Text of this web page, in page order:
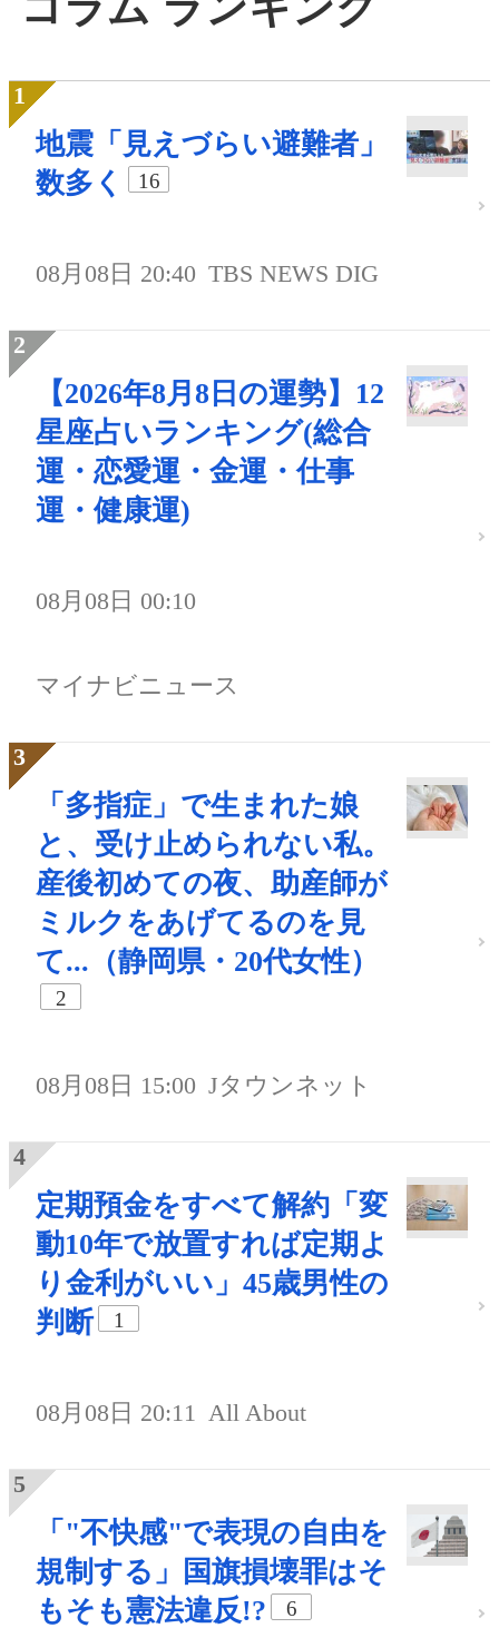
地震「見えづらい避難者」
数多く
16
08月08日 20:40 TBS NEWS DIG
【2026年8月8日の運勢】12
星座占いランキング(総合
運・恋愛運・金運・仕事
運・健康運)
08月08日 00:10
マイナビニュース
「多指症」で生まれた娘
と、受け止められない私。
産後初めての夜、助産師が
ミルクをあげてるのを見
て...（静岡県・20代女性）
2
08月08日 15:00 Jタウンネット
定期預金をすべて解約「変
動10年で放置すれば定期よ
り金利がいい」45歳男性の
判断
1
08月08日 20:11 All About
「"不快感"で表現の自由を
規制する」国旗損壊罪はそ
もそも憲法違反!?
6